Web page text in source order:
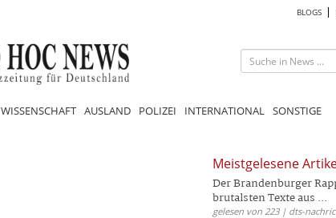
BLOGS
WISSENSCHAFT AUSLAND POLIZEI INTERNATIONAL SONSTIGE
Meistgelesene
Der Brandenburger
brutalsten Texte aus ...
gelesen von 223 | dts-